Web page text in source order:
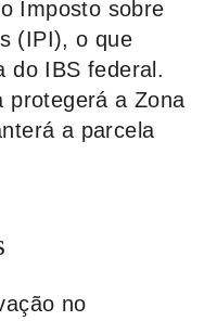
Imposto sobre
(IPI), o que
do IBS federal.
protegerá a Zona
a parcela
no